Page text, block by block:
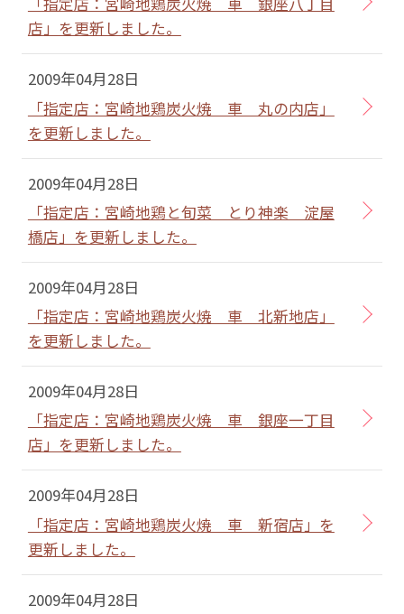
店」を更新しました。
2009年04月28日
「指定店：宮崎地鶏炭火焼 車 丸の内店」
を更新しました。
2009年04月28日
「指定店：宮崎地鶏と旬菜 とり神楽 淀屋
橋店」を更新しました。
2009年04月28日
「指定店：宮崎地鶏炭火焼 車 北新地店」
を更新しました。
2009年04月28日
「指定店：宮崎地鶏炭火焼 車 銀座一丁目
店」を更新しました。
2009年04月28日
「指定店：宮崎地鶏炭火焼 車 新宿店」を
更新しました。
2009年04月28日